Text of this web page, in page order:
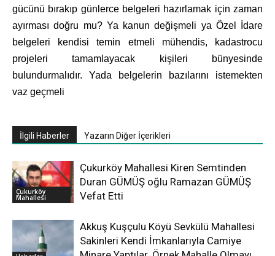
gücünü bırakıp günlerce belgeleri hazırlamak için zaman
ayırması doğru mu? Ya kanun değişmeli ya Özel İdare
belgeleri kendisi temin etmeli mühendis, kadastrocu
projeleri tamamlayacak kişileri bünyesinde
bulundurmalıdır. Yada belgelerin bazılarını istemekten
vaz geçmeli
İlgili Haberler Yazarın Diğer İçerikleri
Çukurköy
Mahallesi
Çukurköy Mahallesi Kiren Semtinden
Duran GÜMÜŞ oğlu Ramazan GÜMÜŞ
Vefat Etti
Akkuş Kuşçulu Köyü Sevkülü Mahallesi
Sakinleri Kendi İmkanlarıyla Camiye